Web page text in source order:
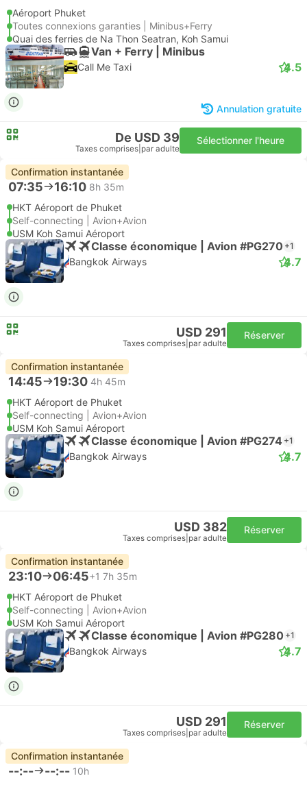
Aéroport Phuket
Toutes connexions garanties | Minibus+Ferry
Quai des ferries de Na Thon Seatran, Koh Samui
Van + Ferry | Minibus
Call Me Taxi 4.5
Annulation gratuite
De USD 39
Taxes comprises par adulte
Sélectionner l'heure
Confirmation instantanée
07:35 16:10 8h 35m
HKT Aéroport de Phuket
Self-connecting | Avion+Avion
USM Koh Samui Aéroport
Classe économique | Avion #PG270 +1
Bangkok Airways 4.7
USD 291
Taxes comprises par adulte
Réserver
Confirmation instantanée
14:45 19:30 4h 45m
HKT Aéroport de Phuket
Self-connecting | Avion+Avion
USM Koh Samui Aéroport
Classe économique | Avion #PG274 +1
Bangkok Airways 4.7
USD 382
Taxes comprises par adulte
Réserver
Confirmation instantanée
23:10 06:45+1 7h 35m
HKT Aéroport de Phuket
Self-connecting | Avion+Avion
USM Koh Samui Aéroport
Classe économique | Avion #PG280 +1
Bangkok Airways 4.7
USD 291
Taxes comprises par adulte
Réserver
Confirmation instantanée
--:-- --:-- 10h